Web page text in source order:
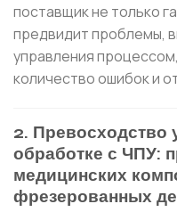
поставщик не только
предвидит проблемы,
управления
количество ошибок и
2. Превосходство
обработке с ЧПУ:
медицинских
фрезерованных